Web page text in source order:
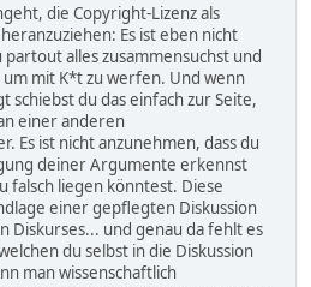
die Copyright-Lizenz als
Es ist eben nicht
partout alles zusammensuchst und
mit K*t zu werfen. Und wenn
schiebst du das einfach zur Seite,
einer anderen
Es ist nicht anzunehmen, dass du
deiner Argumente erkennst
falsch liegen könntest. Diese
einer gepflegten Diskussion
Diskurses... und genau da fehlt es
du selbst in die Diskussion
man wissenschaftlich